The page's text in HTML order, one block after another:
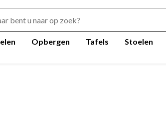
Opbergen Tafels Stoelen